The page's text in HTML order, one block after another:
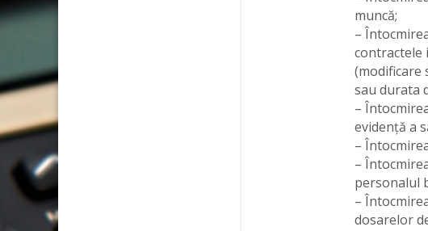
muncă;
–
contractele
(modificare
sau durata
–
evidență a
–
–
personalul
–
dosarelor